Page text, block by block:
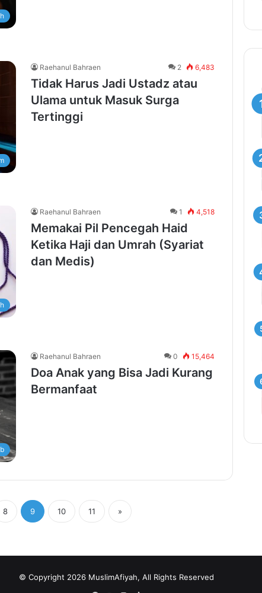
Raehanul Bahraen 2 6,483
Tidak Harus Jadi Ustadz atau
Ulama untuk Masuk Surga
Tertinggi
Raehanul Bahraen 1 4,518
Memakai Pil Pencegah Haid
Ketika Haji dan Umrah (Syariat
dan Medis)
Raehanul Bahraen 0 15,464
Doa Anak yang Bisa Jadi Kurang
Bermanfaat
8 9 10 11 »
© Copyright 2026 MuslimAfiyah, All Rights Reserved